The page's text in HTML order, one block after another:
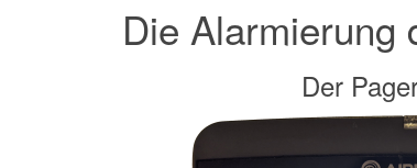
Die Alarmierung
Der